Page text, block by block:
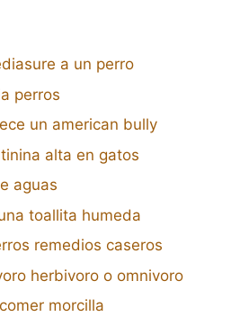
a un perro
perros
un american bully
alta en gatos
aguas
toallita humeda
remedios caseros
herbivoro o omnivoro
morcilla